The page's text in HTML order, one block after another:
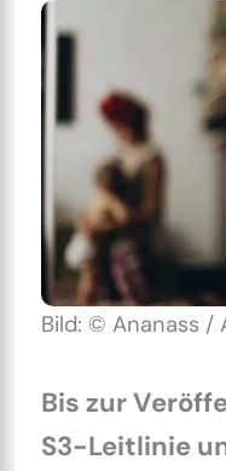
Bild: © Ananass /
Bis zur
S3-Leitlinie